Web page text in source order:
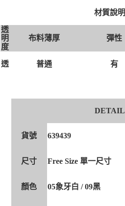
材質說明
透
明
度
布料薄厚 彈性
透 普通 有
DETAIL
貨號 639439
尺寸 Free Size 單一尺寸
顏色 05象牙白 / 09黑